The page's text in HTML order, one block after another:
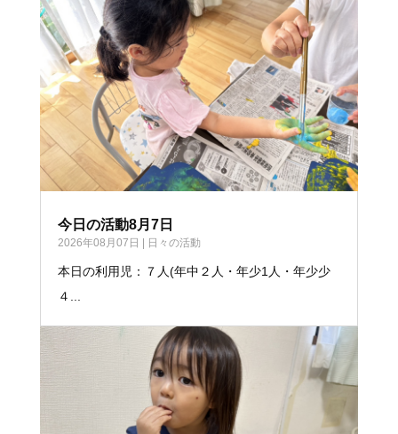
今日の活動8月7日
2026年08月07日 日々の活動
本日の利用児：７人(年中２人・年少1人・年少少
４...